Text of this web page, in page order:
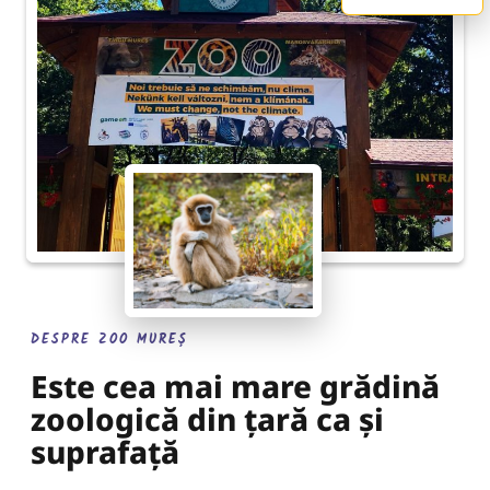
DESPRE ZOO MUREȘ
Este cea mai mare grădină
zoologică din țară ca și
suprafață